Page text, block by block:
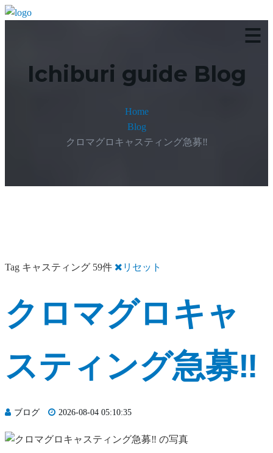
Ichiburi guide Blog
Home
Blog
クロマグロキャスティング急募‼️
Tag キャスティング 59件 リセット
クロマグロキャ
スティング急募‼️
ブログ 2026-08-04 05:10:35